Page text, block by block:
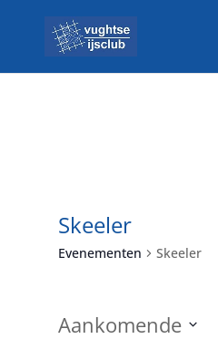
Skeeler
Evenementen Skeeler
Aankomende